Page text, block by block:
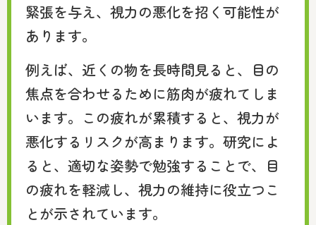
緊張を与え、視力の悪化を招く可能性が
あります。
例えば、近くの物を長時間見ると、目の
焦点を合わせるために筋肉が疲れてしま
います。この疲れが累積すると、視力が
悪化するリスクが高まります。研究によ
ると、適切な姿勢で勉強することで、目
の疲れを軽減し、視力の維持に役立つこ
とが示されています。